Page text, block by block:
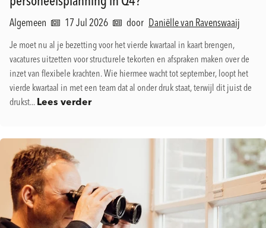
Algemeen 17 Jul 2026 door Daniëlle van Ravenswaaij
Je moet nu al je bezetting voor het vierde kwartaal in kaart brengen,
vacatures uitzetten voor structurele tekorten en afspraken maken over de
inzet van flexibele krachten. Wie hiermee wacht tot september, loopt het
vierde kwartaal in met een team dat al onder druk staat, terwijl dit juist de
drukst... Lees verder